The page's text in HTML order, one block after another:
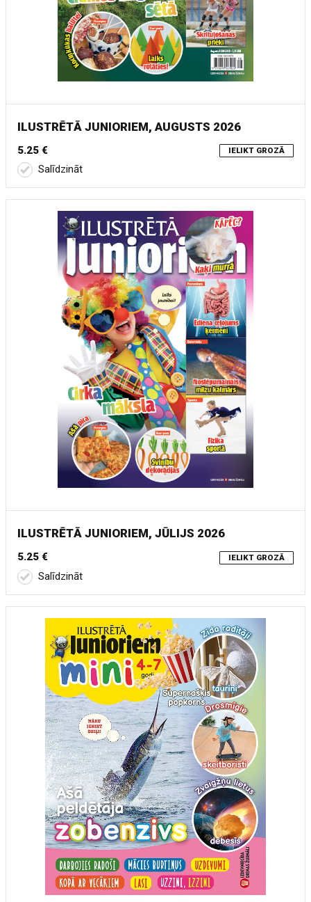
ILUSTRĒTĀ JUNIORIEM, AUGUSTS 2026
5.25 € IELIKT GROZĀ
Salīdzināt
ILUSTRĒTĀ JUNIORIEM, JŪLIJS 2026
5.25 € IELIKT GROZĀ
Salīdzināt